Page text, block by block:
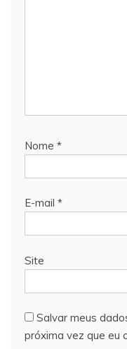
Nome *
E-mail *
Site
Salvar meus
próxima vez que eu